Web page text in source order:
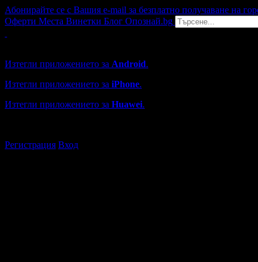
Абонирайте се с Вашия e-mail за безплатно получаване на
Оферти Места Винетки Блог Опознай.bg
Изтегли приложението за Android.
Изтегли приложението за iPhone.
Изтегли приложението за Huawei.
Регистрация Вход